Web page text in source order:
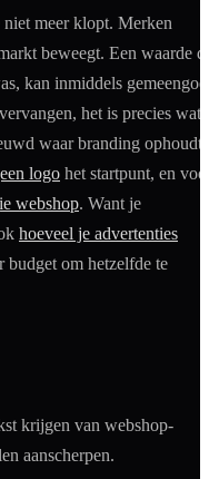
niet meer klopt. Merken
beweegt. Een waarde
kan inmiddels
het is precies wat
waar branding ophoudt
logo het startpunt, en
webshop. Want je
hoeveel je advertenties
budget om hetzelfde te
krijgen van webshop-
aanscherpen.